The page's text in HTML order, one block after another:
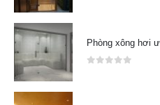
Phòng xông hơi